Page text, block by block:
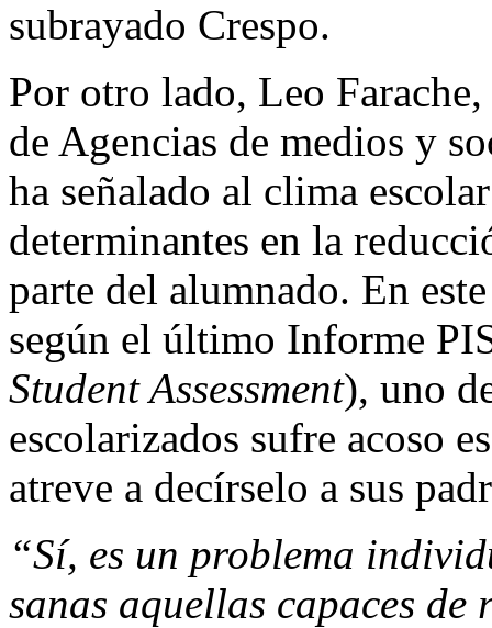
subrayado Crespo.
Por otro lado, Leo
de Agencias de medios y
ha señalado al clima
determinantes en la
parte del alumnado. En
según el último Informe
Student Assessment), uno
escolarizados sufre acoso
atreve a decírselo a sus
“Sí, es un problema
sanas aquellas capaces de